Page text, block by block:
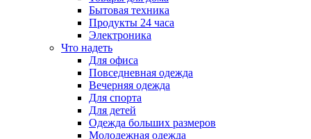
Бытовая техника
Продукты 24 часа
Электроника
Что надеть
Для офиса
Повседневная одежда
Вечерняя одежда
Для спорта
Для детей
Одежда больших размеров
Молодежная одежда